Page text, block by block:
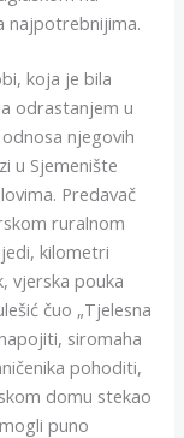
najpotrebnijima.
koja je bila
odrastanjem u
njegovih
u Sjemenište
Predavač
ruralnom
kilometri
vjerska pouka
čuo „Tjelesna
siromaha
pohoditi,
domu stekao
puno